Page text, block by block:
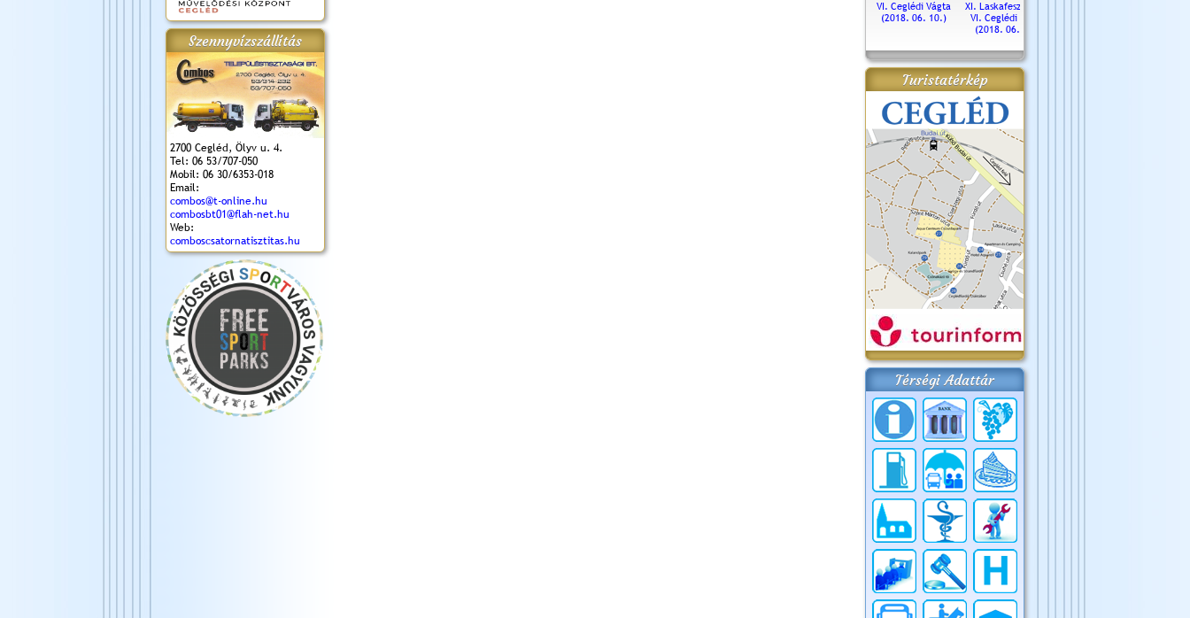
Szennyvízszállítás
2700 Cegléd, Ölyv u. 4.
Tel: 06 53/707-050
Mobil: 06 30/6353-018
Email:
combos@t-online.hu
combosbt01@flah-net.hu
Web:
comboscsatornatisztitas.hu
VI. Ceglédi Vágta
(2018. 06. 10.)
XI. Laskafesztivál és
VI. Ceglédi Vágta
(2018. 06. 10.)
Városnapok 2018.
Kossuth Toborzó
2017.09.22-23.
és Magyarok
Kenyere Program
Turistatérkép
Térségi Adattár